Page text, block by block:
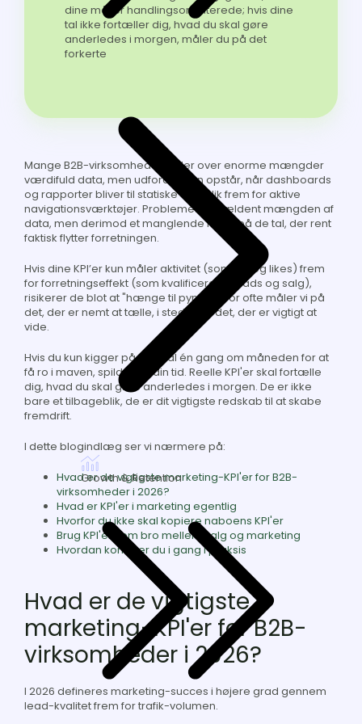
Growth & Retention
dine mål er handlingsorienterede; hvis dine
tal ikke fortæller dig, hvad du skal gøre
anderledes i morgen, måler du på det
forkerte
Mange B2B-virksomheder råder over enorme mængder
værdifuld data, men udfordringen opstår, når dashboards
og rapporter bliver til statiske overblik frem for aktive
navigationsværktøjer. Problemet er sjældent mængden af
data, men derimod et manglende fokus på de tal, der rent
faktisk flytter forretningen.
Hvis dine KPI’er kun måler aktivitet (som klik og likes) frem
for forretningseffekt (som kvalificerede leads og salg),
risikerer de blot at "hænge til pynt". Alt for ofte måler vi på
det, der er nemt at tælle, i stedet for det, der er vigtigt at
vide.
Hvis du kun kigger på dine tal én gang om måneden for at
få ro i maven, spilder du din tid. Reelle KPI'er skal fortælle
dig, hvad du skal gøre anderledes i morgen. De er ikke
bare et tilbageblik, de er dit vigtigste redskab til at skabe
fremdrift.
I dette blogindlæg ser vi nærmere på:
Hvad er de vigtigste marketing-KPI'er for B2B-
virksomheder i 2026?
Hvad er KPI'er i marketing egentlig
Hvorfor du ikke skal kopiere naboens KPI'er
Brug KPI'er som bro mellem salg og marketing
Hvordan kommer du i gang i praksis
Hvad er de vigtigste
marketing-KPI'er for B2B-
virksomheder i 2026?
I 2026 defineres marketing-succes i højere grad gennem
lead-kvalitet frem for trafik-volumen.